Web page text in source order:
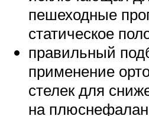
пешеходные
статическое
правильный
применение
стелек для
на